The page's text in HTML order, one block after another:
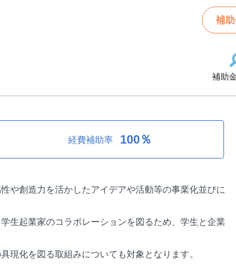
補
補助
経費補助率 100％
や創造力を活かしたアイデアや活動等の事業化並びに
生起業家のコラボレーションを図るため、学生と企業
化を図る取組みについても対象となります。